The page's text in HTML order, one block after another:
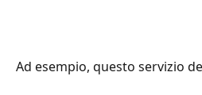
Ad esempio, questo servizio